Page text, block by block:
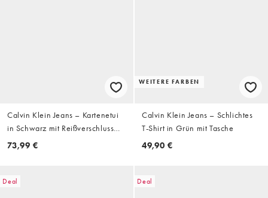
Calvin Klein Jeans – Kartenetui
in Schwarz mit Reißverschluss
und Folienprägung
73,99 €
WEITERE FARBEN
Calvin Klein Jeans – Schlichtes
T-Shirt in Grün mit Tasche
49,90 €
Deal Deal